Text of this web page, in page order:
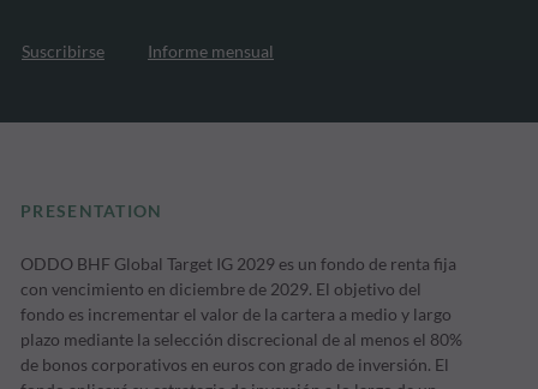
Suscribirse Informe mensual
PRESENTATION
ODDO BHF Global Target IG 2029 es un fondo de renta fija
con vencimiento en diciembre de 2029. El objetivo del
fondo es incrementar el valor de la cartera a medio y largo
plazo mediante la selección discrecional de al menos el 80%
de bonos corporativos en euros con grado de inversión. El